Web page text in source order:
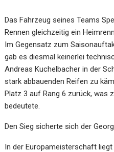
Das Fahrzeug seines Teams
Rennen gleichzeitig ein
Im Gegensatz zum
gab es diesmal keinerlei
Andreas Kuchelbacher in der
stark abbauenden Reifen zu
Platz 3 auf Rang 6 zurück, was
bedeutete.
Den Sieg sicherte sich der
In der Europameisterschaft